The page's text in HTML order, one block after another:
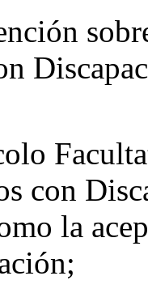
con
la